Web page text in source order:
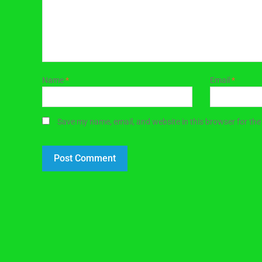
Name* Email *
Save my name, email, and website in this browser for